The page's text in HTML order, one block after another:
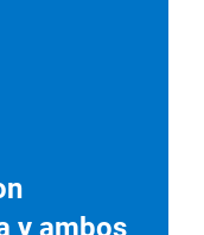
y ambos